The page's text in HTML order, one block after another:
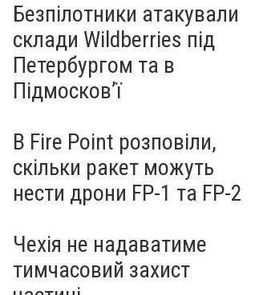
Безпілотники атакували
склади Wildberries під
Петербургом та в
Підмосков’ї
В Fire Point розповіли,
скільки ракет можуть
нести дрони FP-1 та FP-2
Чехія не надаватиме
тимчасовий захист